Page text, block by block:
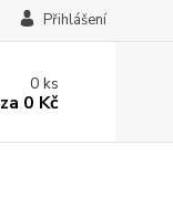
Přihlášení
0ks
za 0 Kč